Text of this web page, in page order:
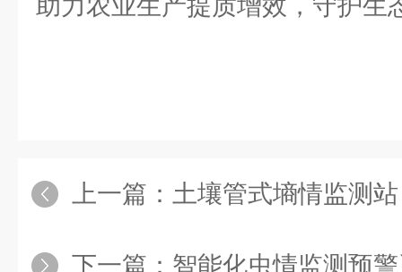
助力农业生产提质增效，守护生
上一篇： 土壤管式墒情监测站 精准监
下一篇： 智能化虫情监测预警系统 -